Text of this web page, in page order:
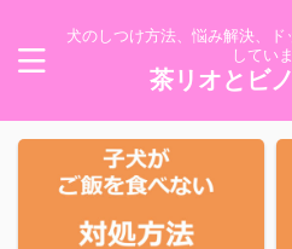
犬のしつけ方法、悩み解決、
してい
茶リオとビ